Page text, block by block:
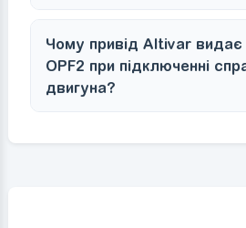
Чому привід Altivar видає
OPF2 при підключенні
двигуна?